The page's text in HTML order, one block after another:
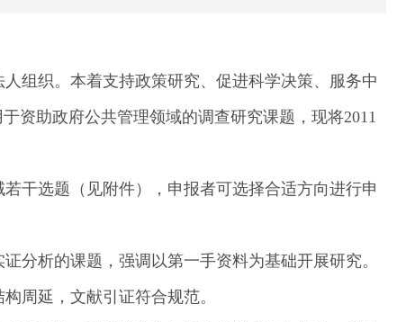
组织。本着支持政策研究、促进科学决策、服务中
资助政府公共管理领域的调查研究课题，现将2011
干选题（见附件），申报者可选择合适方向进行申
分析的课题，强调以第一手资料为基础开展研究。
周延，文献引证符合规范。